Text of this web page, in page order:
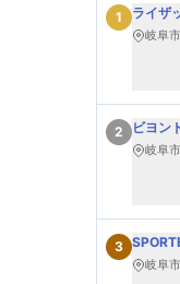
1 ライザ
岐阜
2 ビヨン
岐阜
3
岐阜